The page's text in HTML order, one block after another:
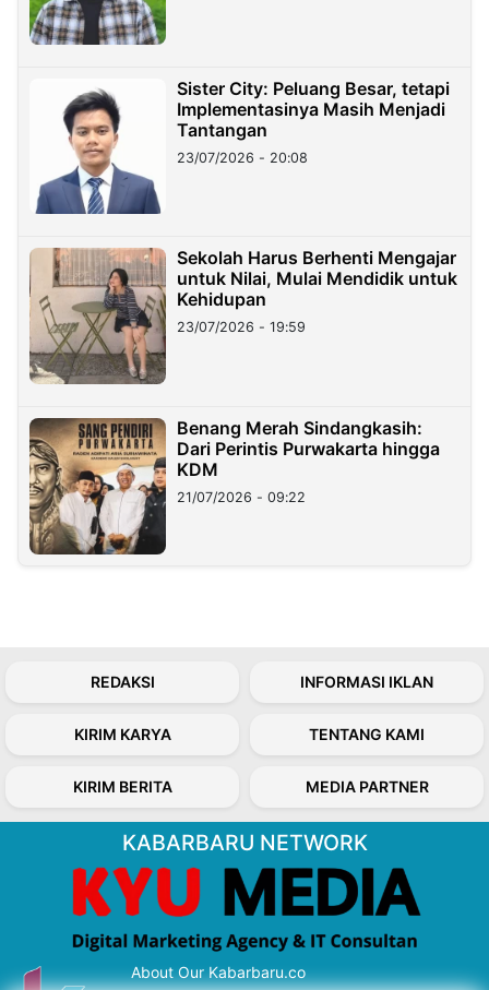
Sister City: Peluang Besar, tetapi
Implementasinya Masih Menjadi
Tantangan
23/07/2026 - 20:08
Sekolah Harus Berhenti Mengajar
untuk Nilai, Mulai Mendidik untuk
Kehidupan
23/07/2026 - 19:59
Benang Merah Sindangkasih:
Dari Perintis Purwakarta hingga
KDM
21/07/2026 - 09:22
REDAKSI INFORMASI IKLAN
KIRIM KARYA TENTANG KAMI
KIRIM BERITA MEDIA PARTNER
KABARBARU NETWORK
About Our Kabarbaru.co